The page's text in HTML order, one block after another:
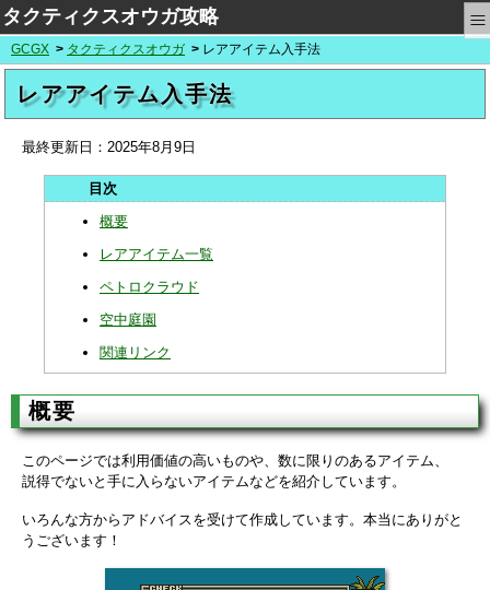
タクティクスオウガ攻略 ≡
GCGX タクティクスオウガ レアアイテム入手法
レアアイテム入手法
最終更新日： 2025年8月9日
概要
レアアイテム一覧
ペトロクラウド
空中庭園
関連リンク
概要
このページでは利用価値の高いものや、数に限りのあるアイテム、
説得でないと手に入らないアイテムなどを紹介しています。
いろんな方からアドバイスを受けて作成しています。本当にありがと
うございます！